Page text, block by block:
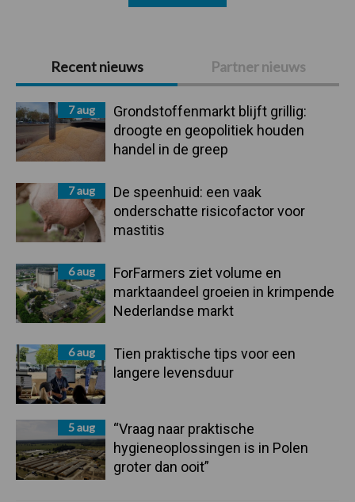
Primaire
Sidebar
Recent nieuws Partner nieuws
7 aug
Grondstoffenmarkt blijft grillig:
droogte en geopolitiek houden
handel in de greep
7 aug
De speenhuid: een vaak
onderschatte risicofactor voor
mastitis
6 aug
ForFarmers ziet volume en
marktaandeel groeien in krimpende
Nederlandse markt
6 aug
Tien praktische tips voor een
langere levensduur
5 aug
“Vraag naar praktische
hygieneoplossingen is in Polen
groter dan ooit”